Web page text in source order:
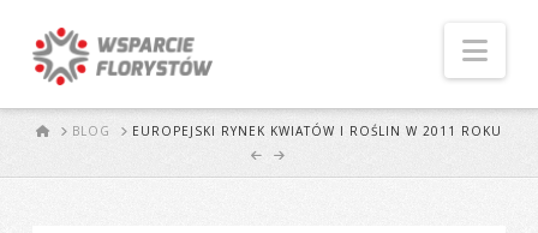
STARTBLOG EUROPEJSKI RYNEK KWIATÓW I ROŚLIN W 2011 ROKU